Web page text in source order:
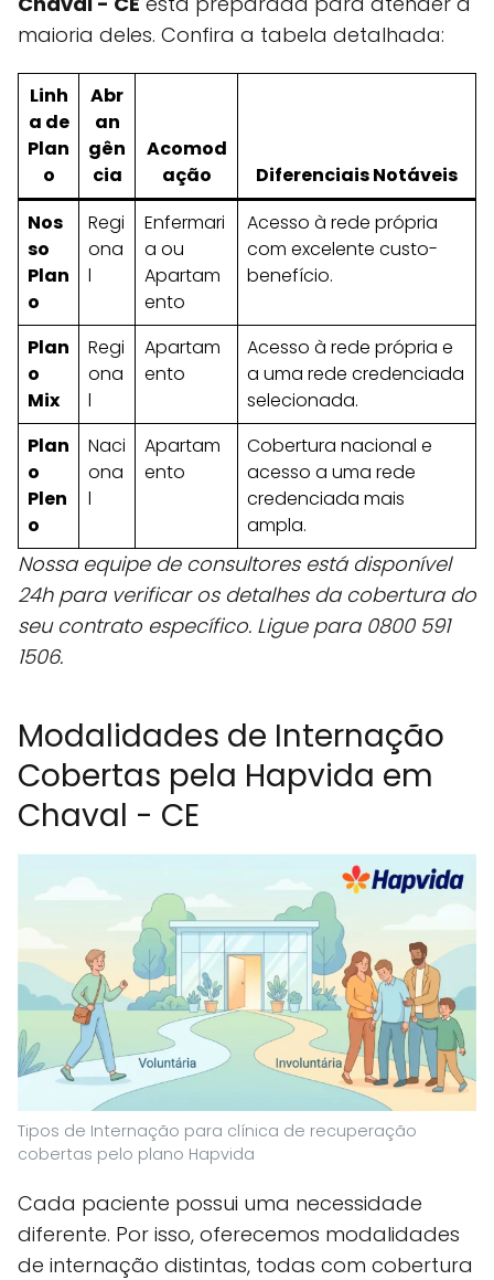
maioria deles. Confira a tabela detalhada:
Linh
a de
Plan
o
Abr
an
gên
cia
Acomod
ação
Diferenciais Notáveis
Nos
so
Plan
o
Regi
ona
l
Enfermari
a ou
Apartam
ento
Acesso à rede própria
com excelente custo-
benefício.
Plan
o
Mix
Regi
ona
l
Apartam
ento
Acesso à rede própria e
a uma rede credenciada
selecionada.
Plan
o
Plen
o
Naci
ona
l
Apartam
ento
Cobertura nacional e
acesso a uma rede
credenciada mais
ampla.
Nossa equipe de consultores está disponível
24h para verificar os detalhes da cobertura do
seu contrato específico. Ligue para 0800 591
1506.
Modalidades de Internação
Cobertas pela Hapvida em
Chaval - CE
Tipos de Internação para clínica de recuperação
cobertas pelo plano Hapvida
Cada paciente possui uma necessidade
diferente. Por isso, oferecemos modalidades
de internação distintas, todas com cobertura